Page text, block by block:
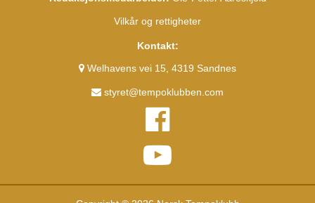
Vilkår og rettigheter
Kontakt:
Welhavens vei 15, 4319 Sandnes
styret@tempoklubben.com